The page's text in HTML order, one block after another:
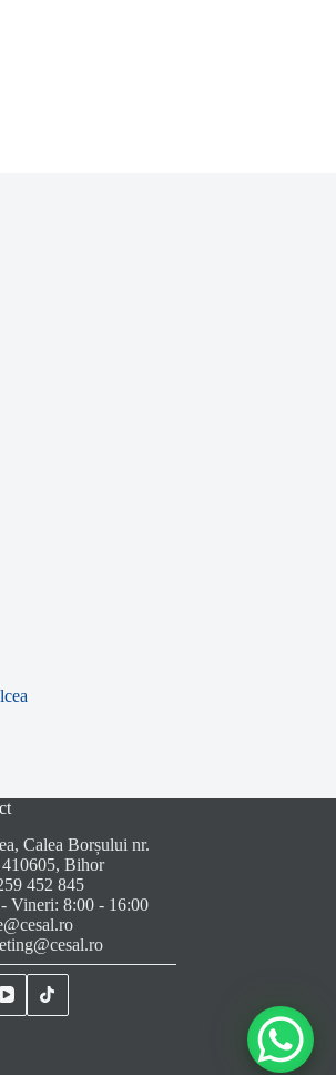
Calea Borșului nr.
Bihor
452 845
Vineri: 8:00 - 16:00